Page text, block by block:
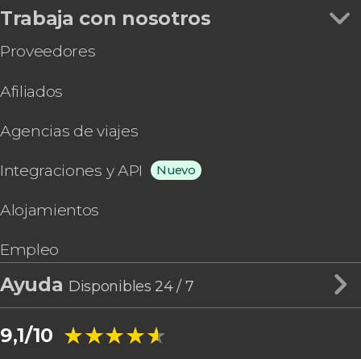
Trabaja con nosotros
Proveedores
Afiliados
Agencias de viajes
Integraciones y API Nuevo
Alojamientos
Empleo
Ayuda Disponibles 24 / 7
9,1/10 ★★★★★
★★★★★